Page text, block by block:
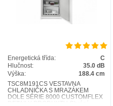
Energetická třída:
C
Hlučnost:
35.0 dB
Výška:
188.4 cm
TSC8M191CS VESTAVNÁ
CHLADNIČKA S MRAZÁKEM
DOLE SÉRIE 8000 CUSTOMFLEX